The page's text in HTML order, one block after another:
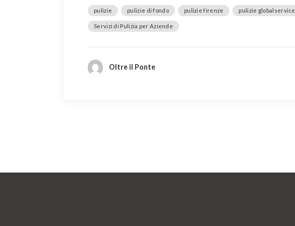
pulizie pulizie di fondo pulizie firenze pulizie globalservice
Servizi di Pulizia per Aziende‎
Oltre il Ponte